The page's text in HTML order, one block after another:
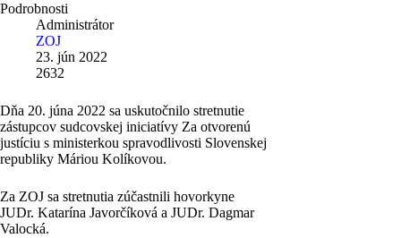
Podrobnosti
Administrátor
ZOJ
23. jún 2022
2632
Dňa 20. júna 2022 sa uskutočnilo stretnutie
zástupcov sudcovskej iniciatívy Za otvorenú
justíciu s ministerkou spravodlivosti Slovenskej
republiky Máriou Kolíkovou.
Za ZOJ sa stretnutia zúčastnili hovorkyne
JUDr. Katarína Javorčíková a JUDr. Dagmar
Valocká.